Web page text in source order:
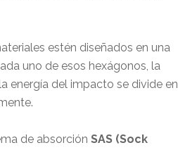
estén diseñados en una
uno de esos hexágonos, la
energía del impacto se divide en
de absorción SAS (Sock